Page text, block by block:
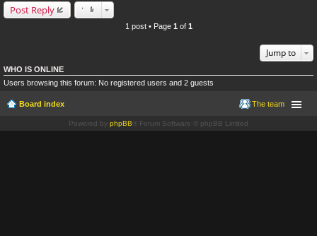
Post Reply
1 post • Page 1 of 1
Jump to
WHO IS ONLINE
Users browsing this forum: No registered users and 2 guests
Board index The team
Powered by phpBB ® Forum Software © phpBB Limited